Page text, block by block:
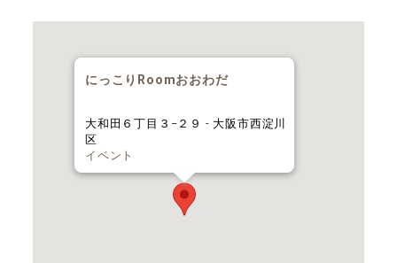
にっこりRoomおおわだ
大和田６丁目３−２９ - 大阪市西淀川
区
イベント